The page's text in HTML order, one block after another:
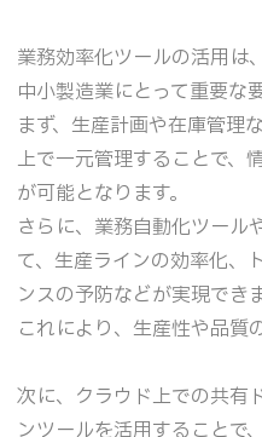
業務効率化ツールの活用は
中小製造業にとって重要な
まず、生産計画や在庫管理
上で一元管理することで、
が可能となります。
さらに、業務自動化ツール
て、生産ラインの効率化、
ンスの予防などが実現できま
これにより、生産性や品質
次に、クラウド上での共有
ンツールを活用することで